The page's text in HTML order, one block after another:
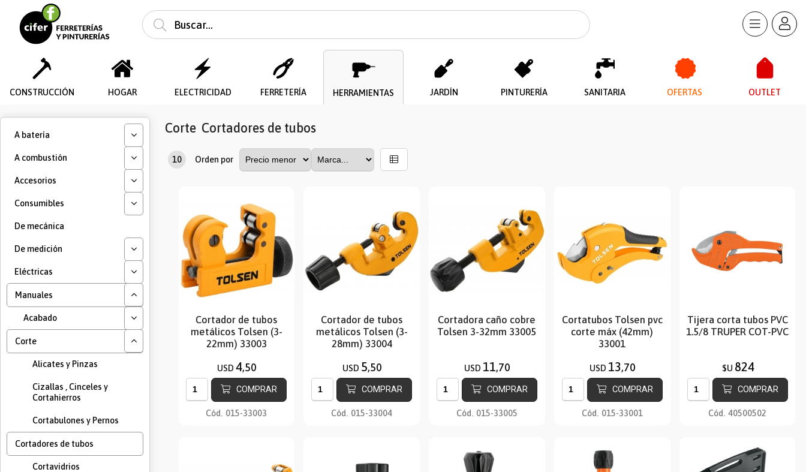
CONSTRUCCIÓN HOGAR ELECTRICIDAD FERRETERÍA HERRAMIENTAS JARDÍN PINTURERÍA SANITARIA OFERTAS OUTLET
Corte Cortadores de tubos
10 Orden por
Cortador de tubos
metálicos Tolsen (3-
22mm) 33003
USD 4,50
COMPRAR
Cód. 015-33003
Cortador de tubos
metálicos Tolsen (3-
28mm) 33004
USD 5,50
COMPRAR
Cód. 015-33004
Cortadora caño cobre
Tolsen 3-32mm 33005
USD 11,70
COMPRAR
Cód. 015-33005
Cortatubos Tolsen pvc
corte máx (42mm)
33001
USD 13,70
COMPRAR
Cód. 015-33001
Tijera corta tubos PVC
1.5/8 TRUPER COT-PVC
$U 824
COMPRAR
Cód. 40500502
A batería
A combustión
Accesorios
Consumibles
De mecánica
De medición
Eléctricas
Manuales
Acabado
Corte
Alicates y Pinzas
Cizallas , Cinceles y
Cortahierros
Cortabulones y Pernos
Cortadores de tubos
Cortavidrios